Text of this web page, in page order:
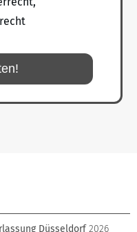
Düsseldorf 2026